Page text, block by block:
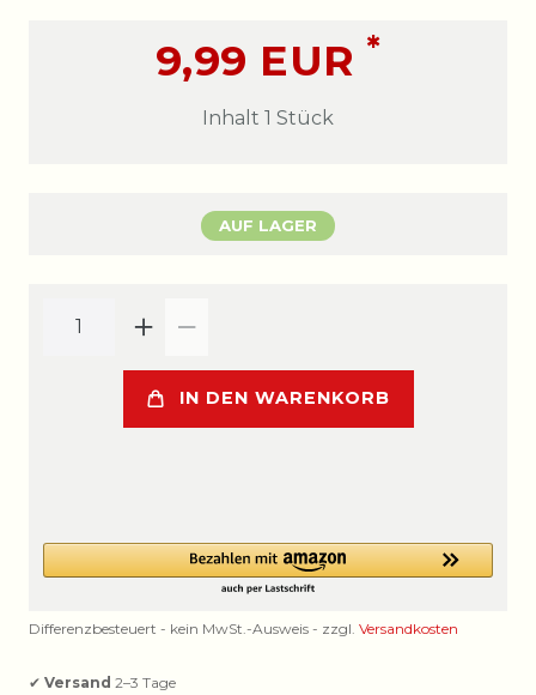
9,99 EUR *
Inhalt 1 Stück
AUF LAGER
IN DEN WARENKORB
Differenzbesteuert - kein MwSt.-Ausweis - zzgl. Versandkosten
✔ Versand 2–3 Tage